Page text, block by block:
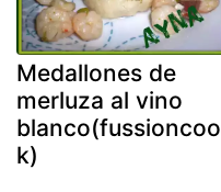
Medallones de
merluza al vino
blanco(fussioncoo
k)